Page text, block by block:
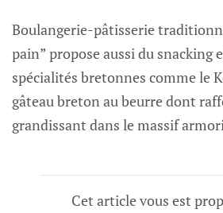
Boulangerie-pâtisserie
pain” propose aussi du snacking
spécialités bretonnes comme le
gâteau breton au beurre dont
grandissant dans le massif
Cet article vous est